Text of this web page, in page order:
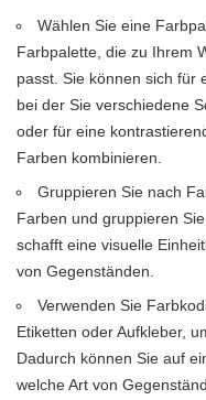
Wählen Sie eine
Farbpalette, die zu Ihrem
passt. Sie können sich für
bei der Sie verschiedene
oder für eine
Farben kombinieren.
Gruppieren Sie nach
Farben und gruppieren
schafft eine visuelle
von Gegenständen.
Verwenden Sie
Etiketten oder Aufkleber,
Dadurch können Sie auf
welche Art von